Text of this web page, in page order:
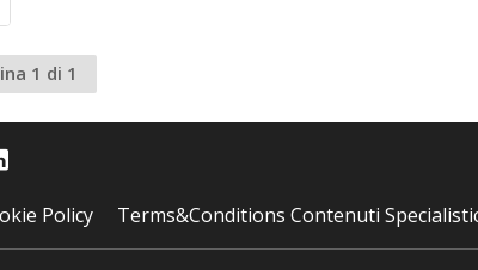
1 di 1
Policy Terms&Conditions Contenuti